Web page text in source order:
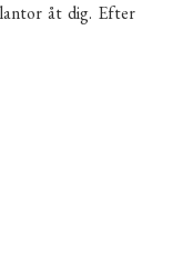
åt dig. Efter